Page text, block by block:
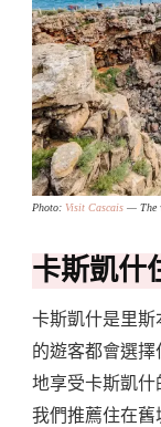
Photo: Visit Cascais — The
卡斯凱什
卡斯凱什是里
的遊客都會選
地享受卡斯凱什
我們推薦住在